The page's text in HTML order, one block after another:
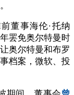
董事海伦·托纳
年罢免奥尔特曼时
让奥尔特曼和布罗
档案，微软、投